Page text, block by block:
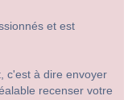
et est
c'est à dire envoyer
recenser votre